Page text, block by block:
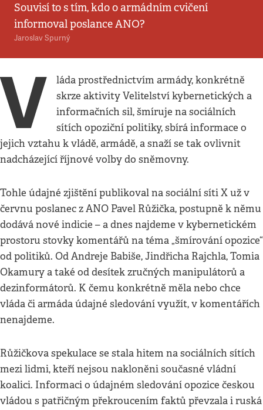
Souvisí to s tím, kdo o armádním cvičení
informoval poslance ANO?
Jaroslav Spurný
V
láda prostřednictvím armády, konkrétně
skrze aktivity Velitelství kybernetických a
informačních sil, šmíruje na sociálních
sítích opoziční politiky, sbírá informace o
jejich vztahu k vládě, armádě, a snaží se tak ovlivnit
nadcházející říjnové volby do sněmovny.
Tohle údajné zjištění publikoval na sociální síti X už v
červnu poslanec z ANO Pavel Růžička, postupně k němu
dodává nové indicie – a dnes najdeme v kybernetickém
prostoru stovky komentářů na téma „šmírování opozice“
od politiků. Od Andreje Babiše, Jindřicha Rajchla, Tomia
Okamury a také od desítek zručných manipulátorů a
dezinformátorů. K čemu konkrétně měla nebo chce
vláda či armáda údajné sledování využít, v komentářích
nenajdeme.
Růžičkova spekulace se stala hitem na sociálních sítích
mezi lidmi, kteří nejsou nakloněni současné vládní
koalici. Informaci o údajném sledování opozice českou
vládou s patřičným překroucením faktů převzala i ruská